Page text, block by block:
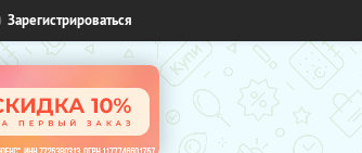
Зарегистрироваться